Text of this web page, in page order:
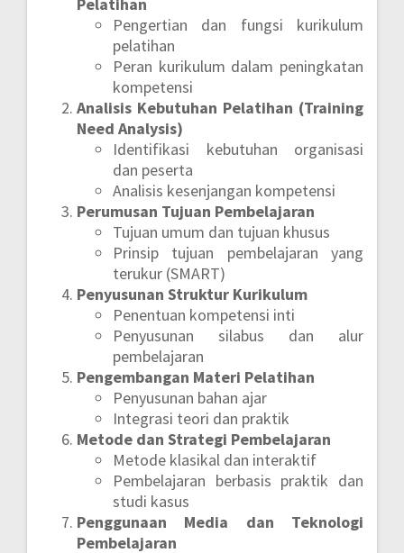
Pengertian dan fungsi kurikulum
pelatihan
Peran kurikulum dalam peningkatan
kompetensi
Analisis Kebutuhan Pelatihan (Training
Need Analysis)
Identifikasi kebutuhan organisasi
dan peserta
Analisis kesenjangan kompetensi
Perumusan Tujuan Pembelajaran
Tujuan umum dan tujuan khusus
Prinsip tujuan pembelajaran yang
terukur (SMART)
Penyusunan Struktur Kurikulum
Penentuan kompetensi inti
Penyusunan silabus dan alur
pembelajaran
Pengembangan Materi Pelatihan
Penyusunan bahan ajar
Integrasi teori dan praktik
Metode dan Strategi Pembelajaran
Metode klasikal dan interaktif
Pembelajaran berbasis praktik dan
studi kasus
Penggunaan Media dan Teknologi
Pembelajaran